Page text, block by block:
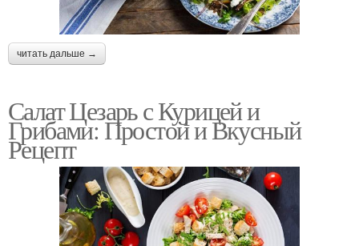
читать дальше →
Салат Цезарь с Курицей и
Грибами: Простой и Вкусный
Рецепт